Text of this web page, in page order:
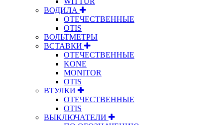
ВОДИЛА
ОТЕЧЕСТВЕННЫЕ
OTIS
ВОЛЬТМЕТРЫ
ВСТАВКИ
ОТЕЧЕСТВЕННЫЕ
KONE
MONITOR
OTIS
ВТУЛКИ
ОТЕЧЕСТВЕННЫЕ
OTIS
ВЫКЛЮЧАТЕЛИ